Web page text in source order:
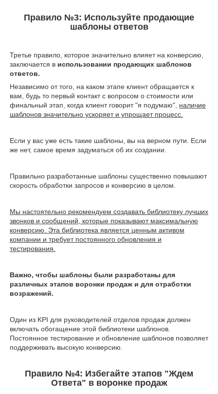
Правило №3: Используйте продающие
шаблоны ответов
Третье правило, которое значительно влияет на конверсию,
заключается в использовании продающих шаблонов
ответов.
Независимо от того, на каком этапе клиент обращается к
вам, будь то первый контакт с вопросом о стоимости или
финальный этап, когда клиент говорит "я подумаю", наличие
шаблонов значительно ускоряет и упрощает процесс.
Если у вас уже есть такие шаблоны, вы на верном пути. Если
же нет, самое время задуматься об их создании.
Правильно разработанные шаблоны существенно повышают
скорость обработки запросов и конверсию в целом.
Мы настоятельно рекомендуем создавать библиотеку лучших
звонков и сообщений, которые показывают максимальную
конверсию. Эта библиотека является ценным активом
компании и требует постоянного обновления и
тестирования.
Важно, чтобы шаблоны были разработаны для
различных этапов воронки продаж и для отработки
возражений.
Один из KPI для руководителей отделов продаж должен
включать обогащение этой библиотеки шаблонов.
Постоянное тестирование и обновление шаблонов позволяет
поддерживать высокую конверсию.
Правило №4: Избегайте этапов "Ждем
Ответа" в воронке продаж